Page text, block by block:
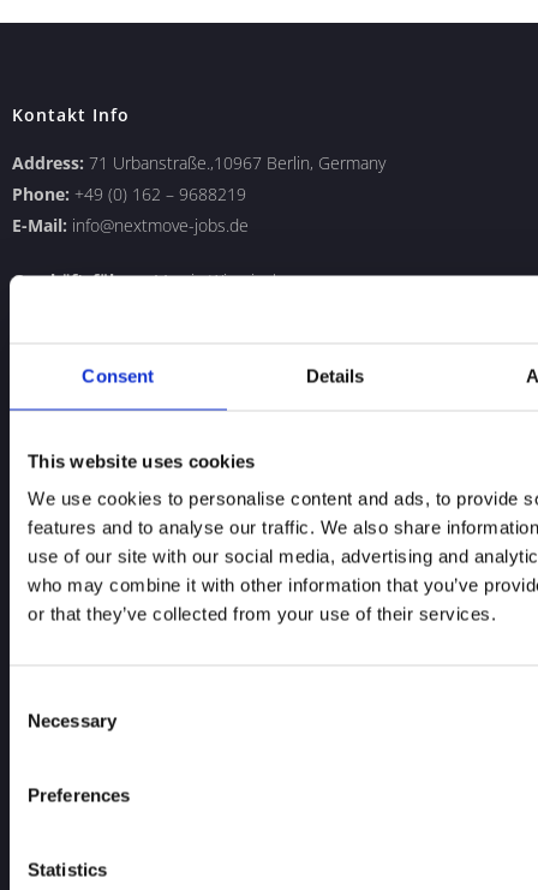
Consent Details
This website uses cookies
We use cookies to personalise content and ads, to provide
features and to analyse our traffic. We also share
use of our site with our social media, advertising and
who may combine it with other information that you’ve
or that they’ve collected from your use of their services.
Selection
Necessary
Preferences
Statistics
Kontakt Info
Address: 71 Urbanstraße.,10967 Berlin, Germany
Phone: +49 (0) 162 – 9688219
E-Mail: info@nextmove-jobs.de
Geschäftsführer:Marcin Wiercioch
USt-IdNr.:DE352378061
Weiter Link
Home
Über uns
Kontakt
Facebook
Datenschutzklärung